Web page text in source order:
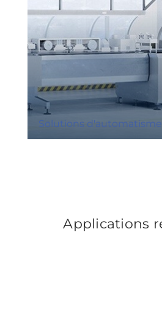
Solutions
Applications